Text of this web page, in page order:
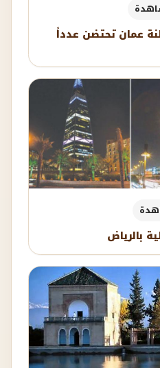
عمان تحتضن عدداً
بالرياض